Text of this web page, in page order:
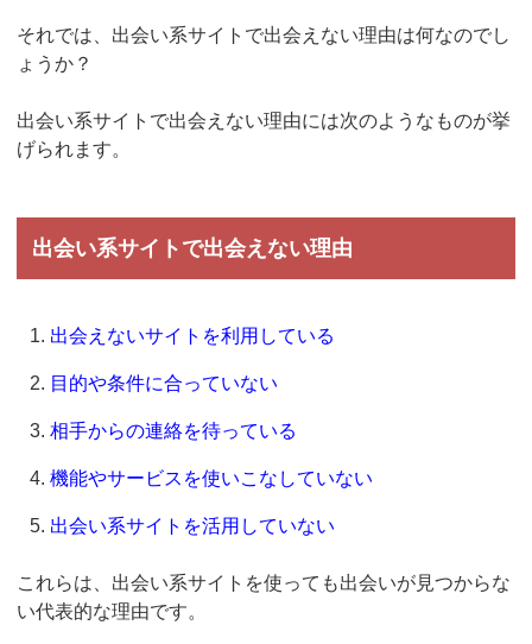
それでは、出会い系サイトで出会えない理由は何なのでし
ょうか？
出会い系サイトで出会えない理由には次のようなものが挙
げられます。
出会い系サイトで出会えない理由
出会えないサイトを利用している
目的や条件に合っていない
相手からの連絡を待っている
機能やサービスを使いこなしていない
出会い系サイトを活用していない
これらは、出会い系サイトを使っても出会いが見つからな
い代表的な理由です。